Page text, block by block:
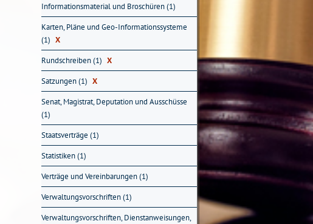
Informationsmaterial und Broschüren (1)
Karten, Pläne und Geo-Informationssysteme
(1) X
Rundschreiben (1) X
Satzungen (1) X
Senat, Magistrat, Deputation und Ausschüsse
(1)
Staatsverträge (1)
Statistiken (1)
Verträge und Vereinbarungen (1)
Verwaltungsvorschriften (1)
Verwaltungsvorschriften, Dienstanweisungen,